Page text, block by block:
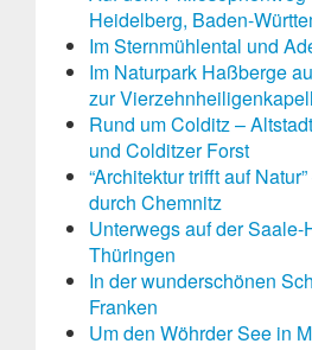
Heidelberg, Baden-
Im Sternmühlental und
Im Naturpark Haßberge
zur
Rund um Colditz –
und Colditzer Forst
“Architektur trifft auf
durch Chemnitz
Unterwegs auf der Saale-
Thüringen
In der wunderschönen
Franken
Um den Wöhrder See in